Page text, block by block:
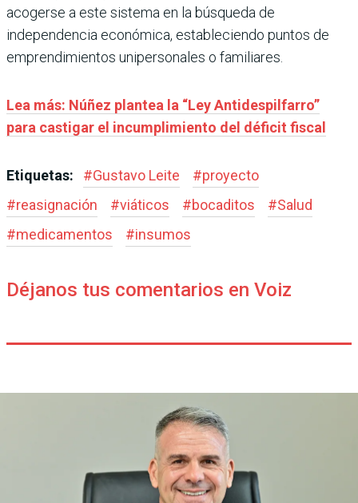
acogerse a este sistema en la búsqueda de
independencia económica, estableciendo puntos de
emprendimientos unipersonales o familiares.
Lea más: Núñez plantea la “Ley Antidespilfarro”
para castigar el incumplimiento del déficit fiscal
Etiquetas: #Gustavo Leite #proyecto
#reasignación #viáticos #bocaditos #Salud
#medicamentos #insumos
Déjanos tus comentarios en Voiz